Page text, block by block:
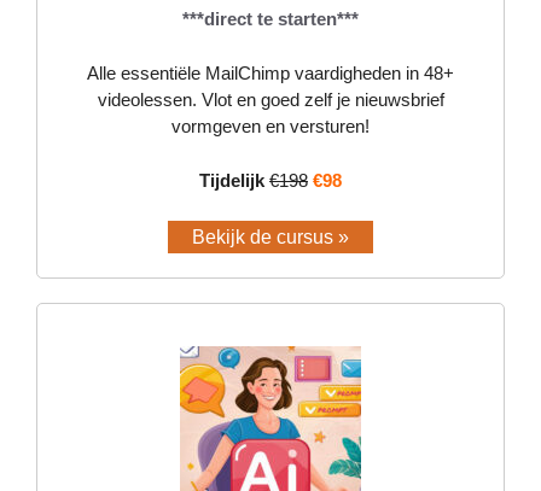
***direct te starten***
Alle essentiële MailChimp vaardigheden in 48+
videolessen. Vlot en goed zelf je nieuwsbrief
vormgeven en versturen!
Tijdelijk €198 €98
Bekijk de cursus »